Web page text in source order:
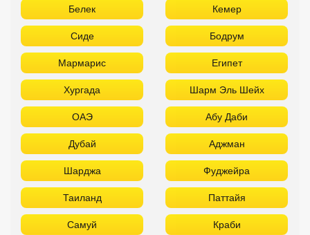
Белек Кемер
Сиде Бодрум
Мармарис Египет
Хургада Шарм Эль Шейх
ОАЭ Абу Даби
Дубай Аджман
Шарджа Фуджейра
Таиланд Паттайя
Самуй Краби